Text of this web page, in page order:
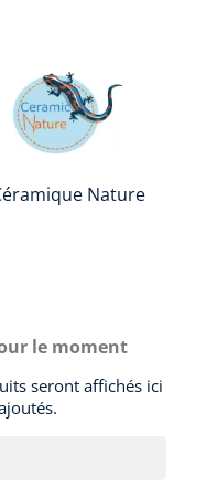
Nature
le moment
seront affichés ici